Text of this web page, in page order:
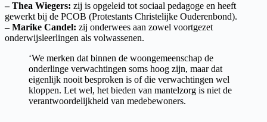
– Thea Wiegers: zij is opgeleid tot sociaal pedagoge en heeft
gewerkt bij de PCOB (Protestants Christelijke Ouderenbond).
– Marike Candel: zij onderwees aan zowel voortgezet
onderwijsleerlingen als volwassenen.
‘We merken dat binnen de woongemeenschap de
onderlinge verwachtingen soms hoog zijn, maar dat
eigenlijk nooit besproken is of die verwachtingen wel
kloppen. Let wel, het bieden van mantelzorg is niet de
verantwoordelijkheid van medebewoners.